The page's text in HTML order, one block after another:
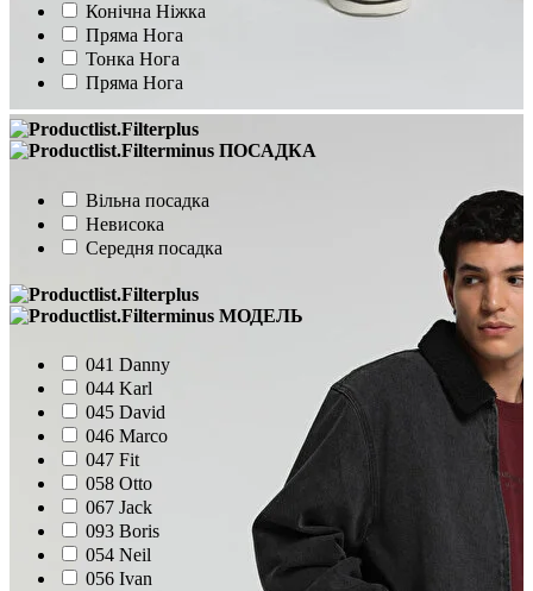
Конічна Ніжка
Пряма Нога
Тонка Нога
Пряма Нога
ПОСАДКА
Вільна посадка
Невисока
Середня посадка
МОДЕЛЬ
041 Danny
044 Karl
045 David
046 Marco
047 Fit
058 Otto
067 Jack
093 Boris
054 Neil
056 Ivan